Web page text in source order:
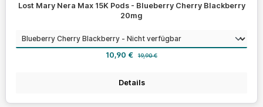
Lost Mary Nera Max 15K Pods - Blueberry Cherry Blackberry
20mg
Geschmackauswählen
Verkaufspreis:
10,90 € 19,90 €
Details